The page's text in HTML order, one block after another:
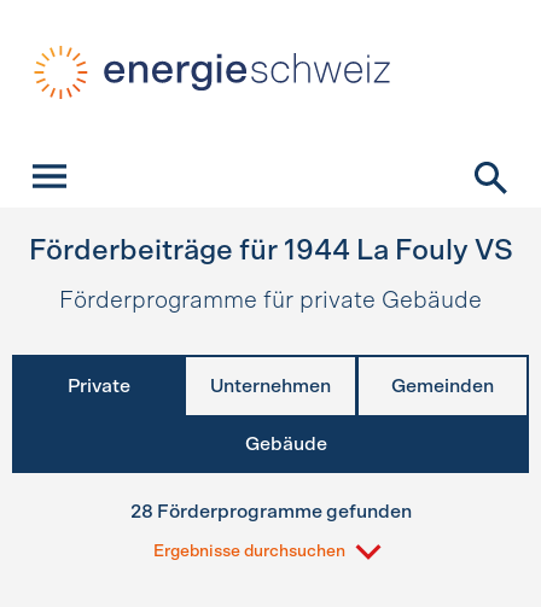
Förderbeiträge für 1944 La Fouly VS
Förderprogramme für private Gebäude
Private Unternehmen Gemeinden
Gebäude
28 Förderprogramme gefunden
Ergebnisse durchsuchen